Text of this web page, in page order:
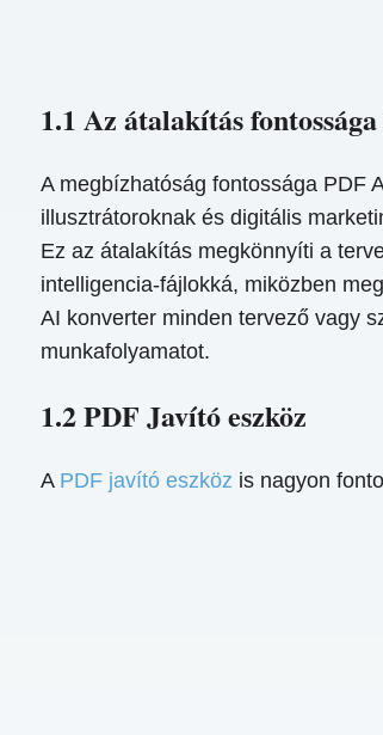
1.1 Az átalakítás
A megbízhatóság fontossága PDF
illusztrátoroknak és digitális
Ez az átalakítás megkönnyíti a
intelligencia-fájlokká, miközben
AI konverter minden tervező vagy
munkafolyamatot.
1.2 PDF Javító eszköz
A PDF javító eszköz is nagyon